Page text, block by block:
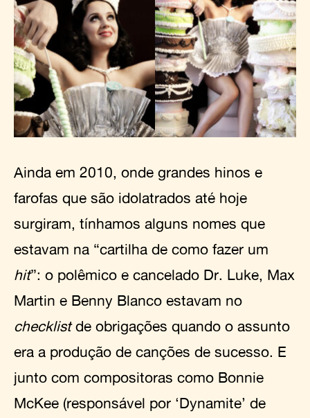
Ainda em 2010, onde grandes hinos e
farofas que são idolatrados até hoje
surgiram, tínhamos alguns nomes que
estavam na “cartilha de como fazer um
hit”: o polêmico e cancelado Dr. Luke, Max
Martin e Benny Blanco estavam no
checklistde obrigações quando o assunto
era a produção de canções de sucesso. E
junto com compositoras como Bonnie
McKee (responsável por ‘Dynamite’ de